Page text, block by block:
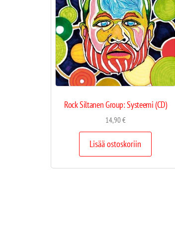
Rock Siltanen Group: Systeemi (CD)
14,90€
Lisää ostoskoriin